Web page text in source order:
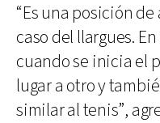
“Es una posición
caso del llargues.
cuando se inicia el
lugar a otro y
similar al tenis”,